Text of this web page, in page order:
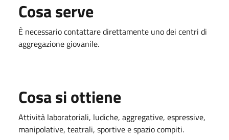
Cosa serve
È necessario contattare direttamente uno dei centri di
aggregazione giovanile.
Cosa si ottiene
Attività laboratoriali, ludiche, aggregative, espressive,
manipolative, teatrali, sportive e spazio compiti.